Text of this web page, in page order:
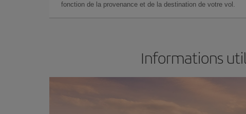
fonction de la provenance et de la destination de votre vol.
Informations